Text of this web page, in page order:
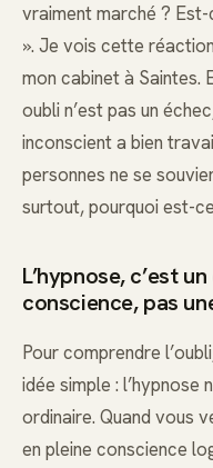
vraiment marché ? Est-
». Je vois cette
mon cabinet à Saintes.
oubli n’est pas un
inconscient a bien
personnes ne se
surtout, pourquoi est-
L’hypnose, c’est
conscience, pas
Pour comprendre
idée simple : l’hypnose
ordinaire. Quand vous
en pleine conscience